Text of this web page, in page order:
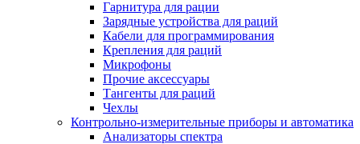
Гарнитура для рации
Зарядные устройства для раций
Кабели для программирования
Крепления для раций
Микрофоны
Прочие аксессуары
Тангенты для раций
Чехлы
Контрольно-измерительные приборы и автоматика
Анализаторы спектра